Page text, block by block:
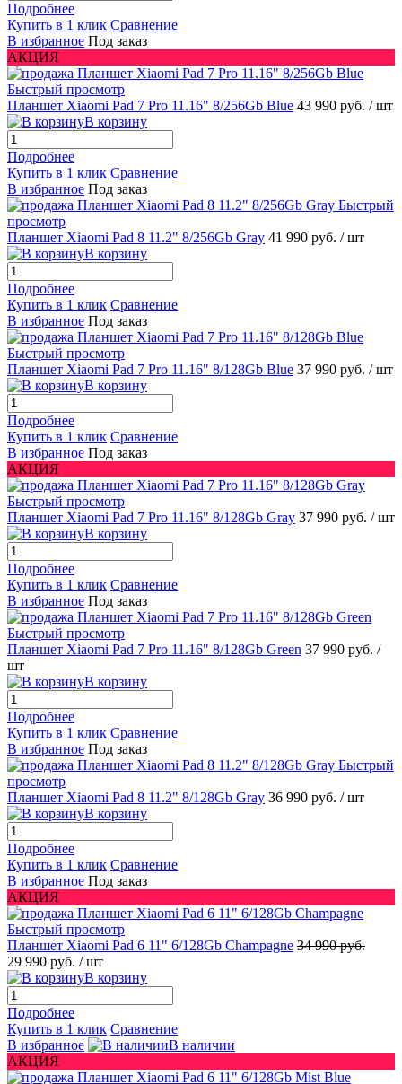
Подробнее
Купить в 1 клик Сравнение
В избранное Под заказ
АКЦИЯ
Быстрый просмотр
Планшет Xiaomi Pad 7 Pro 11.16" 8/256Gb Blue 43 990 руб. / шт
В корзину
Подробнее
Купить в 1 клик Сравнение
В избранное Под заказ
Быстрый
просмотр
Планшет Xiaomi Pad 8 11.2" 8/256Gb Gray 41 990 руб. / шт
В корзину
Подробнее
Купить в 1 клик Сравнение
В избранное Под заказ
Быстрый просмотр
Планшет Xiaomi Pad 7 Pro 11.16" 8/128Gb Blue 37 990 руб. / шт
В корзину
Подробнее
Купить в 1 клик Сравнение
В избранное Под заказ
АКЦИЯ
Быстрый просмотр
Планшет Xiaomi Pad 7 Pro 11.16" 8/128Gb Gray 37 990 руб. / шт
В корзину
Подробнее
Купить в 1 клик Сравнение
В избранное Под заказ
Быстрый просмотр
Планшет Xiaomi Pad 7 Pro 11.16" 8/128Gb Green 37 990 руб. /
шт
В корзину
Подробнее
Купить в 1 клик Сравнение
В избранное Под заказ
Быстрый
просмотр
Планшет Xiaomi Pad 8 11.2" 8/128Gb Gray 36 990 руб. / шт
В корзину
Подробнее
Купить в 1 клик Сравнение
В избранное Под заказ
АКЦИЯ
Быстрый просмотр
Планшет Xiaomi Pad 6 11" 6/128Gb Champagne 34 990 руб.
29 990 руб. / шт
В корзину
Подробнее
Купить в 1 клик Сравнение
В избранное
В наличии
АКЦИЯ